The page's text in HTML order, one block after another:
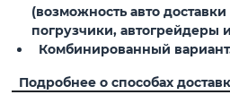
(возможность авто
погрузчики, автогрейдеры
Комбинированный
Подробнее о способах